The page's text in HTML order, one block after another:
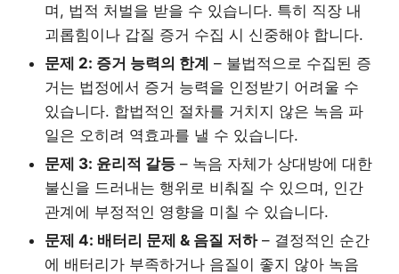
며, 법적 처벌을 받을 수 있습니다. 특히 직장 내
괴롭힘이나 갑질 증거 수집 시 신중해야 합니다.
문제 2: 증거 능력의 한계 – 불법적으로 수집된 증
거는 법정에서 증거 능력을 인정받기 어려울 수
있습니다. 합법적인 절차를 거치지 않은 녹음 파
일은 오히려 역효과를 낼 수 있습니다.
문제 3: 윤리적 갈등 – 녹음 자체가 상대방에 대한
불신을 드러내는 행위로 비춰질 수 있으며, 인간
관계에 부정적인 영향을 미칠 수 있습니다.
문제 4: 배터리 문제 & 음질 저하– 결정적인 순간
에 배터리가 부족하거나 음질이 좋지 않아 녹음